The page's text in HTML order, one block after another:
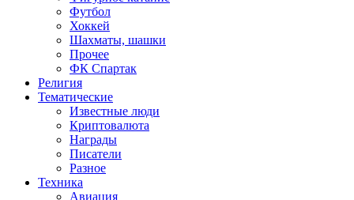
Футбол
Хоккей
Шахматы, шашки
Прочее
ФК Спартак
Религия
Тематические
Известные люди
Криптовалюта
Награды
Писатели
Разное
Техника
Авиация